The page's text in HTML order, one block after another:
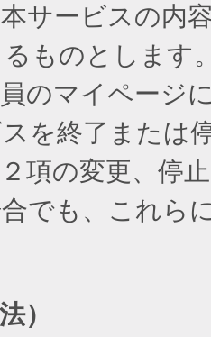
サービスの内
ものとします
のマイページ
を終了または
項の変更、停
でも、これら
）